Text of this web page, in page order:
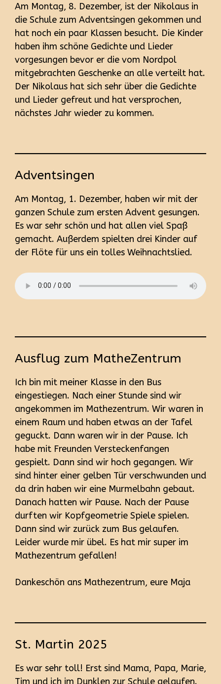
Am Montag, 8. Dezember, ist der Nikolaus in
die Schule zum Adventsingen gekommen und
hat noch ein paar Klassen besucht. Die Kinder
haben ihm schöne Gedichte und Lieder
vorgesungen bevor er die vom Nordpol
mitgebrachten Geschenke an alle verteilt hat.
Der Nikolaus hat sich sehr über die Gedichte
und Lieder gefreut und hat versprochen,
nächstes Jahr wieder zu kommen.
Adventsingen
Am Montag, 1. Dezember, haben wir mit der
ganzen Schule zum ersten Advent gesungen.
Es war sehr schön und hat allen viel Spaß
gemacht. Außerdem spielten drei Kinder auf
der Flöte für uns ein tolles Weihnachtslied.
Ausflug zum MatheZentrum
Ich bin mit meiner Klasse in den Bus
eingestiegen. Nach einer Stunde sind wir
angekommen im Mathezentrum. Wir waren in
einem Raum und haben etwas an der Tafel
geguckt. Dann waren wir in der Pause. Ich
habe mit Freunden Versteckenfangen
gespielt. Dann sind wir hoch gegangen. Wir
sind hinter einer gelben Tür verschwunden und
da drin haben wir eine Murmelbahn gebaut.
Danach hatten wir Pause. Nach der Pause
durften wir Kopfgeometrie Spiele spielen.
Dann sind wir zurück zum Bus gelaufen.
Leider wurde mir übel. Es hat mir super im
Mathezentrum gefallen!
Dankeschön ans Mathezentrum, eure Maja
St. Martin 2025
Es war sehr toll! Erst sind Mama, Papa, Marie,
Tim und ich im Dunklen zur Schule gelaufen.